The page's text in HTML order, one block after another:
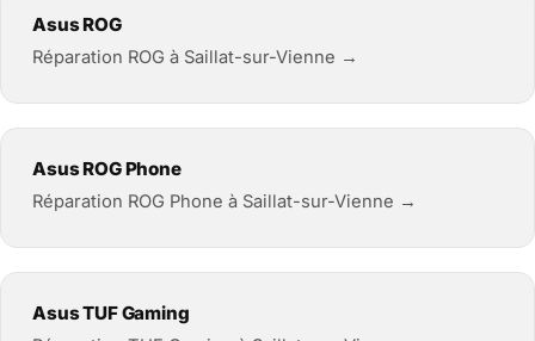
Asus ROG
Réparation ROG à Saillat-sur-Vienne →
Asus ROG Phone
Réparation ROG Phone à Saillat-sur-Vienne →
Asus TUF Gaming